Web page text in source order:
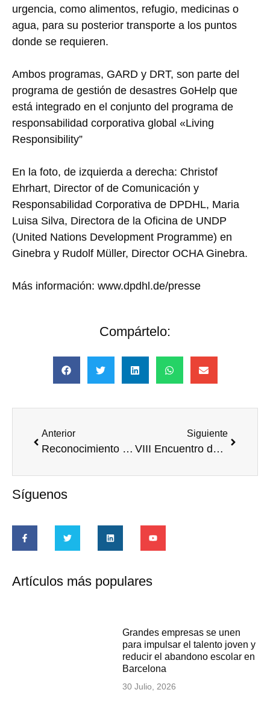
urgencia, como alimentos, refugio, medicinas o
agua, para su posterior transporte a los puntos
donde se requieren.
Ambos programas, GARD y DRT, son parte del
programa de gestión de desastres GoHelp que
está integrado en el conjunto del programa de
responsabilidad corporativa global «Living
Responsibility”
En la foto, de izquierda a derecha: Christof
Ehrhart, Director of de Comunicación y
Responsabilidad Corporativa de DPDHL, Maria
Luisa Silva, Directora de la Oficina de UNDP
(United Nations Development Programme) en
Ginebra y Rudolf Müller, Director OCHA Ginebra.
Más información: www.dpdhl.de/presse
Compártelo:
Anterior
Reconocimiento ‘Mil gracias’ a 3 entidades ecuatorianas
Siguiente
VIII Encuentro de Voluntariado de la Fundación Cajasol
Síguenos
Artículos más populares
Grandes empresas se unen
para impulsar el talento joven y
reducir el abandono escolar en
Barcelona
30 Julio, 2026